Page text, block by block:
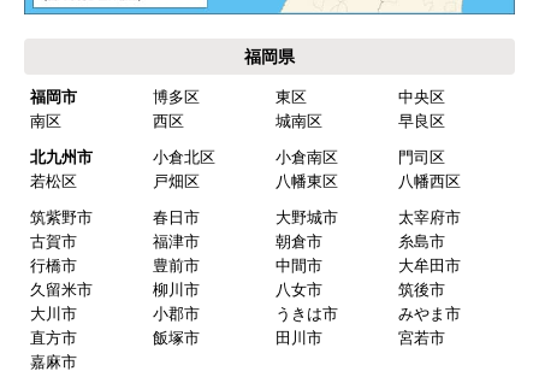
福岡県
福岡市 博多区 東区
中央区
南区
西区 城南区
早良区
北九州市
小倉北区 小倉南区
門司区
若松区
戸畑区 八幡東区
八幡西区
筑紫野市
春日市 大野城市
太宰府市
古賀市
福津市 朝倉市
糸島市
行橋市
豊前市 中間市
大牟田市
久留米市
柳川市 八女市
筑後市
大川市
小郡市 うきは市
みやま市
直方市
飯塚市 田川市
宮若市
嘉麻市